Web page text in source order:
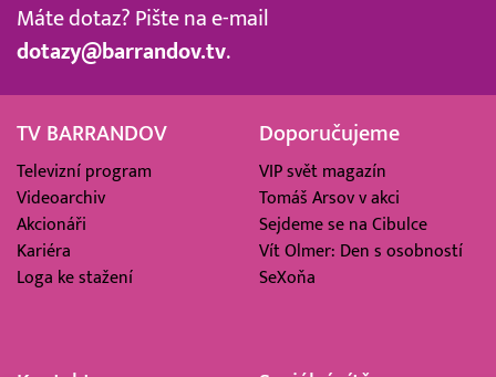
Máte dotaz? Pište na e-mail
dotazy@barrandov.tv.
TV BARRANDOV
Televizní program
Videoarchiv
Akcionáři
Kariéra
Loga ke stažení
Doporučujeme
VIP svět magazín
Tomáš Arsov v akci
Sejdeme se na Cibulce
Vít Olmer: Den s osobností
SeXoňa